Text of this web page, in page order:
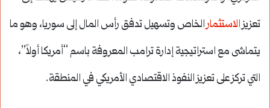
تعزيزالاستثمارالخاص وتسهيل تدفق رأس المال إلى سوريا، وهو ما
يتماشى مع استراتيجية إدارة ترامب المعروفة باسم “أمريكا أولاً”،
التي تركز على تعزيز النفوذ الاقتصادي الأمريكي في المنطقة.